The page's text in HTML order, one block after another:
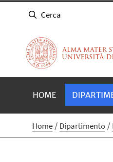
Cerca
HOME
Home Dipartimento